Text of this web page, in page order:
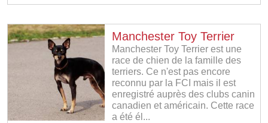
Manchester Toy Terrier
Manchester Toy Terrier est une
race de chien de la famille des
terriers. Ce n'est pas encore
reconnu par la FCI mais il est
enregistré auprès des clubs canin
canadien et américain. Cette race
a été él...